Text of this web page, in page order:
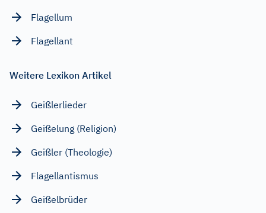
Flagellum
Flagellant
Weitere Lexikon Artikel
Geißlerlieder
Geißelung (Religion)
Geißler (Theologie)
Flagellantismus
Geißelbrüder